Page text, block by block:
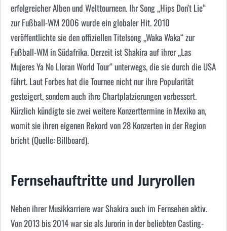
erfolgreicher Alben und Welttourneen. Ihr Song „Hips Don’t Lie“
zur Fußball-WM 2006 wurde ein globaler Hit. 2010
veröffentlichte sie den offiziellen Titelsong „Waka Waka“ zur
Fußball-WM in Südafrika. Derzeit ist Shakira auf ihrer „Las
Mujeres Ya No Lloran World Tour“ unterwegs, die sie durch die USA
führt. Laut Forbes hat die Tournee nicht nur ihre Popularität
gesteigert, sondern auch ihre Chartplatzierungen verbessert.
Kürzlich kündigte sie zwei weitere Konzerttermine in Mexiko an,
womit sie ihren eigenen Rekord von 28 Konzerten in der Region
bricht (Quelle: Billboard).
Fernsehauftritte und Juryrollen
Neben ihrer Musikkarriere war Shakira auch im Fernsehen aktiv.
Von 2013 bis 2014 war sie als Jurorin in der beliebten Casting-